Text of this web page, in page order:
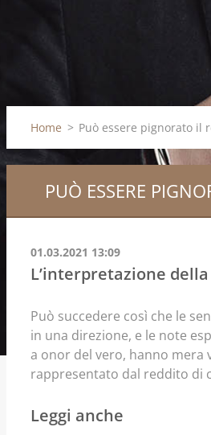
Home > Può essere pignorato il
PUÒ ESSERE
01.03.2021 13:09
L’interpretazione
Può succedere così che le
in una direzione, e le note
a onor del vero, hanno mera
rappresentato dal reddito di
Leggi anche